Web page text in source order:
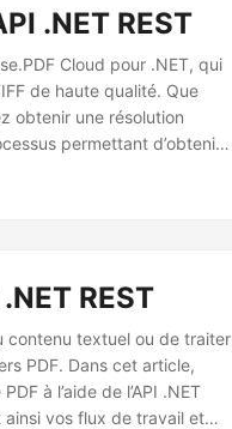
.NET REST
Cloud pour .NET, qui
de haute qualité. Que
obtenir une résolution
permettant d’obtenir
REST
contenu textuel ou de traiter
PDF. Dans cet article,
à l’aide de l’API .NET
ainsi vos flux de travail et